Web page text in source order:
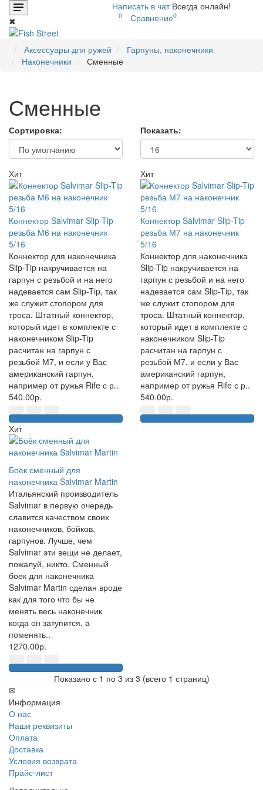
✖
Написать в чатВсегда онлайн!
0 Сравнение0
Аксессуары для ружей
Гарпуны, наконечники
Наконечники
Сменные
Сменные
Сортировка: Показать:
Хит
Коннектор Salvimar Slip-Tip
резьба М6 на наконечник
5/16
Коннектор для наконечника
Slip-Tip накручивается на
гарпун с резьбой и на него
надевается сам Slip-Tip, так
же служит стопором для
троса. Штатный коннектор,
который идет в комплекте с
наконечником Slip-Tip
расчитан на гарпун с
резьбой М7, и если у Вас
американский гарпун,
например от ружья Rife с р..
540.00р.
Хит
Коннектор Salvimar Slip-Tip
резьба М7 на наконечник
5/16
Коннектор для наконечника
Slip-Tip накручивается на
гарпун с резьбой и на него
надевается сам Slip-Tip, так
же служит стопором для
троса. Штатный коннектор,
который идет в комплекте с
наконечником Slip-Tip
расчитан на гарпун с
резьбой М7, и если у Вас
американский гарпун,
например от ружья Rife с р..
540.00р.
Хит
Боёк сменный для
наконечника Salvimar Martin
Итальянский производитель
Salvimar в первую очередь
славится качеством своих
наконечников, бойков,
гарпунов. Лучше, чем
Salvimar эти вещи не делает,
пожалуй, никто. Сменный
боек для наконечника
Salvimar Martin сделан вроде
как для того что бы не
менять весь наконечник
когда он затупится, а
поменять..
1270.00р.
Показано с 1 по 3 из 3 (всего 1 страниц)
✉
Информация
О нас
Наши реквизиты
Оплата
Доставка
Условия возврата
Прайс-лист